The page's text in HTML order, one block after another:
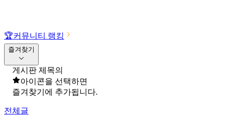
🏆커뮤니티 랭킹
즐겨찾기
게시판 제목의
아이콘을 선택하면
즐겨찾기에 추가됩니다.
전체글